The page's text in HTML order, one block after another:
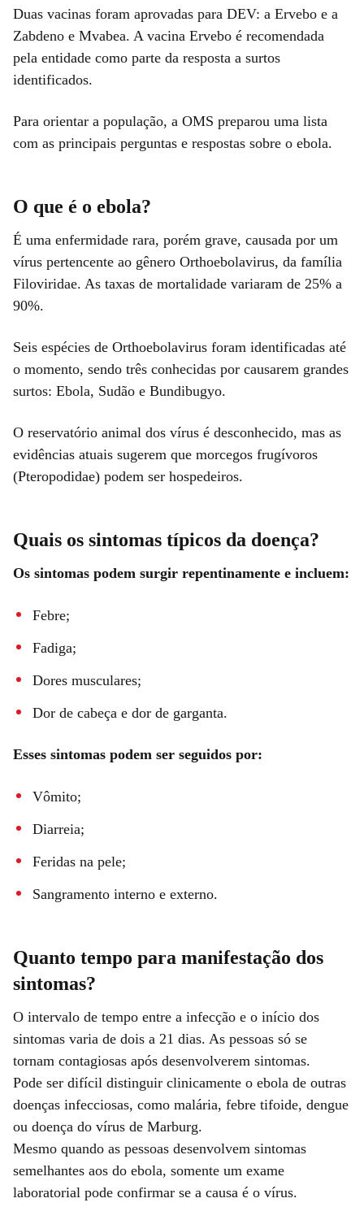
Duas vacinas foram aprovadas para DEV: a Ervebo e a
Zabdeno e Mvabea. A vacina Ervebo é recomendada
pela entidade como parte da resposta a surtos
identificados.
Para orientar a população, a OMS preparou uma lista
com as principais perguntas e respostas sobre o ebola.
O que é o ebola?
É uma enfermidade rara, porém grave, causada por um
vírus pertencente ao gênero Orthoebolavirus, da família
Filoviridae. As taxas de mortalidade variaram de 25% a
90%.
Seis espécies de Orthoebolavirus foram identificadas até
o momento, sendo três conhecidas por causarem grandes
surtos: Ebola, Sudão e Bundibugyo.
O reservatório animal dos vírus é desconhecido, mas as
evidências atuais sugerem que morcegos frugívoros
(Pteropodidae) podem ser hospedeiros.
Quais os sintomas típicos da doença?
Os sintomas podem surgir repentinamente e incluem:
Febre;
Fadiga;
Dores musculares;
Dor de cabeça e dor de garganta.
Esses sintomas podem ser seguidos por:
Vômito;
Diarreia;
Feridas na pele;
Sangramento interno e externo.
Quanto tempo para manifestação dos
sintomas?
O intervalo de tempo entre a infecção e o início dos
sintomas varia de dois a 21 dias. As pessoas só se
tornam contagiosas após desenvolverem sintomas.
Pode ser difícil distinguir clinicamente o ebola de outras
doenças infecciosas, como malária, febre tifoide, dengue
ou doença do vírus de Marburg.
Mesmo quando as pessoas desenvolvem sintomas
semelhantes aos do ebola, somente um exame
laboratorial pode confirmar se a causa é o vírus.